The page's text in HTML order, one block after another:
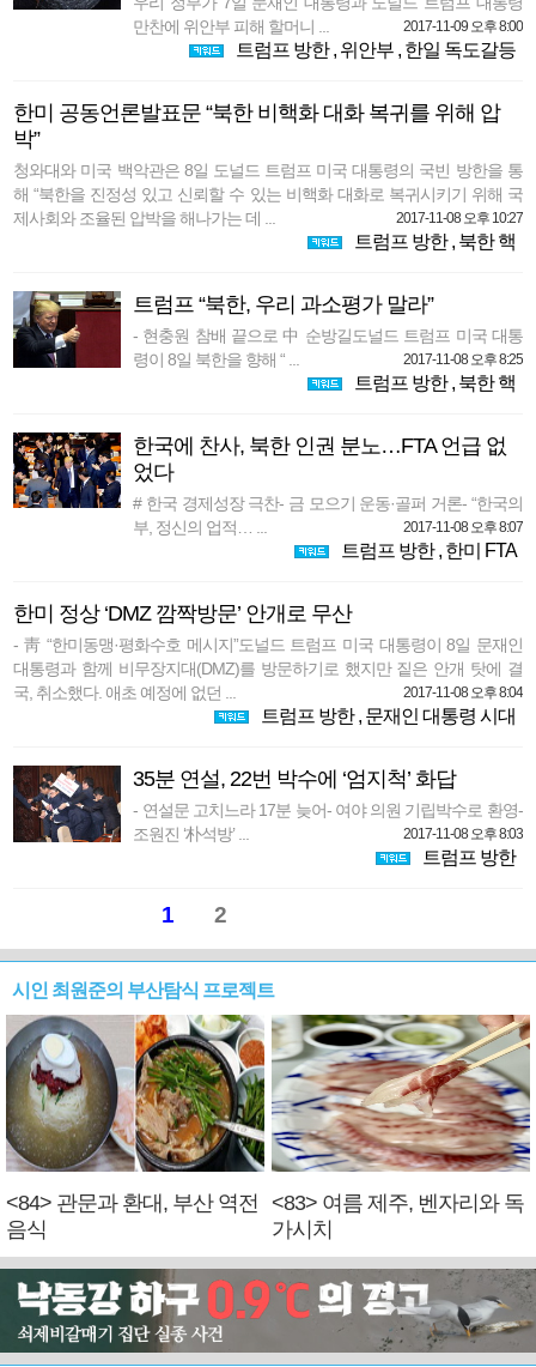
만찬에 위안부 피해 할머니 ...
2017-11-09 오후 8:00
트럼프 방한, 위안부, 한일 독도갈등
한미 공동언론발표문 “북한 비핵화 대화 복귀를 위해 압
박”
청와대와 미국 백악관은 8일 도널드 트럼프 미국 대통령의 국빈 방한을 통
해 “북한을 진정성 있고 신뢰할 수 있는 비핵화 대화로 복귀시키기 위해 국
제사회와 조율된 압박을 해나가는 데 ...
2017-11-08 오후 10:27
트럼프 방한, 북한 핵
트럼프 “북한, 우리 과소평가 말라”
- 현충원 참배 끝으로 中 순방길도널드 트럼프 미국 대통
령이 8일 북한을 향해 “ ...
2017-11-08 오후 8:25
트럼프 방한, 북한 핵
한국에 찬사, 북한 인권 분노…FTA 언급 없
었다
# 한국 경제성장 극찬- 금 모으기 운동·골퍼 거론- “한국의
부, 정신의 업적… ...
2017-11-08 오후 8:07
트럼프 방한, 한미 FTA
한미 정상 ‘DMZ 깜짝방문’ 안개로 무산
- 靑 “한미동맹·평화수호 메시지”도널드 트럼프 미국 대통령이 8일 문재인
대통령과 함께 비무장지대(DMZ)를 방문하기로 했지만 짙은 안개 탓에 결
국, 취소했다. 애초 예정에 없던 ...
2017-11-08 오후 8:04
트럼프 방한, 문재인 대통령 시대
35분 연설, 22번 박수에 ‘엄지척’ 화답
- 연설문 고치느라 17분 늦어- 여야 의원 기립박수로 환영-
조원진 ‘朴석방’ ...
2017-11-08 오후 8:03
트럼프 방한
1 2
시인 최원준의 부산탐식 프로젝트
<84> 관문과 환대, 부산 역전
음식
<83> 여름 제주, 벤자리와 독
가시치